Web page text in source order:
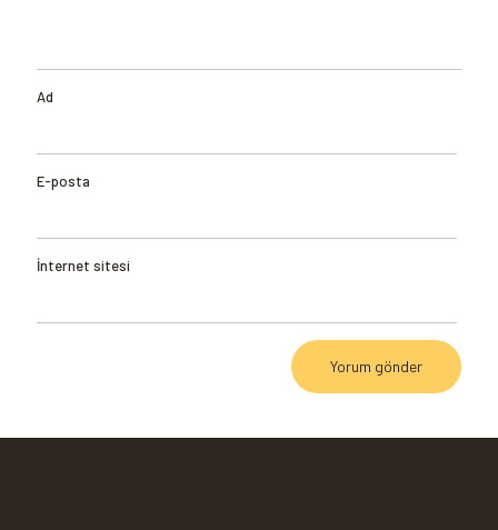
Ad
E-posta
İnternet sitesi